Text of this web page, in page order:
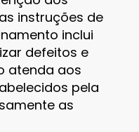
instruções de
inclui
defeitos e
atenda aos
pela
as